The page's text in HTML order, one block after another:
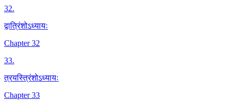
32.
द्वात्रिंशोऽध्यायः
Chapter 32
33.
त्रयस्त्रिंशोऽध्यायः
Chapter 33